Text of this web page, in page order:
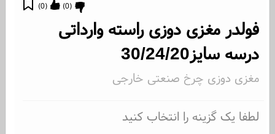
(
0
) (
0
)
فولدر مغزی دوزی راسته وارداتی
درسه سایز30/24/20
مغزی دوزی چرخ صنعتی خارجی
لطفا یک گزینه را انتخاب کنید